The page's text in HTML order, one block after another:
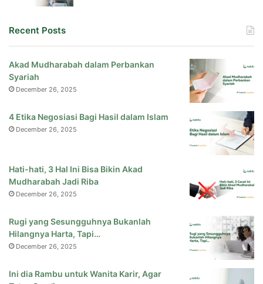
Recent Posts
Akad Mudharabah dalam Perbankan
Syariah
December 26, 2025
4 Etika Negosiasi Bagi Hasil dalam Islam
December 26, 2025
Hati-hati, 3 Hal Ini Bisa Bikin Akad
Mudharabah Jadi Riba
December 26, 2025
Rugi yang Sesungguhnya Bukanlah
Hilangnya Harta, Tapi…
December 26, 2025
Ini dia Rambu untuk Wanita Karir, Agar